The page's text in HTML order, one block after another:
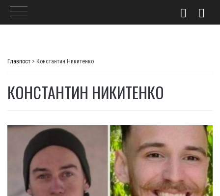
Главпост > Константин Никитенко
КОНСТАНТИН НИКИТЕНКО